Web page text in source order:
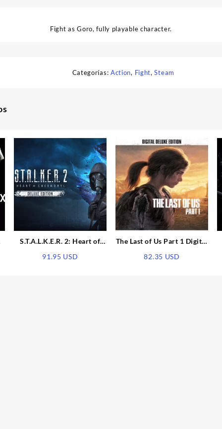
Fight as Goro, fully playable character.
Categorías: Action, Fight,Steam
S.T.A.L.K.E.R. 2: Heart of
PRE-ORDER EU Xbox
91.95 USD
The Last of Us Part 1 Digital
Key
82.35 USD